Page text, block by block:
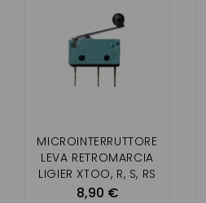
MICROINTERRUTTORE
LEVA RETROMARCIA
LIGIER XTOO, R, S, RS
OPTIMAX, IXO, JS 50,
8,90 €